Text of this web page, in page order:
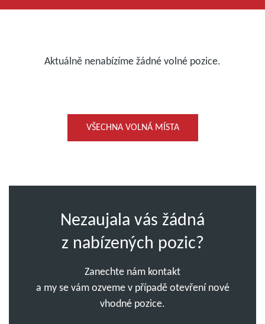
Aktuálně nenabízíme žádné volné pozice.
VŠECHNA VOLNÁ MÍSTA
Nezaujala vás žádná
z nabízených pozic?
Zanechte nám kontakt
a my se vám ozveme v případě otevření nové
vhodné pozice.